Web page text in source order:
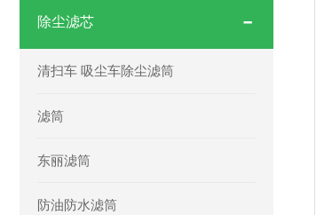
除尘滤芯
清扫车 吸尘车除尘滤筒
滤筒
东丽滤筒
防油防水滤筒